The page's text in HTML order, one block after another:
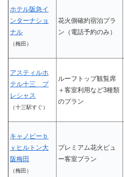
ホテル阪急イ
ンターナショ
ナル
（梅田）
花火側確約宿泊プラ
ン（電話予約のみ）
アスティルホ
テル十三 プ
レシャス
（十三駅すぐ）
ルーフトップ観覧席
＋客室利用など3種類
のプラン
キャノピーｂ
ｙヒルトン大
阪梅田
（梅田）
プレミアム花火ビュ
ー客室プラン